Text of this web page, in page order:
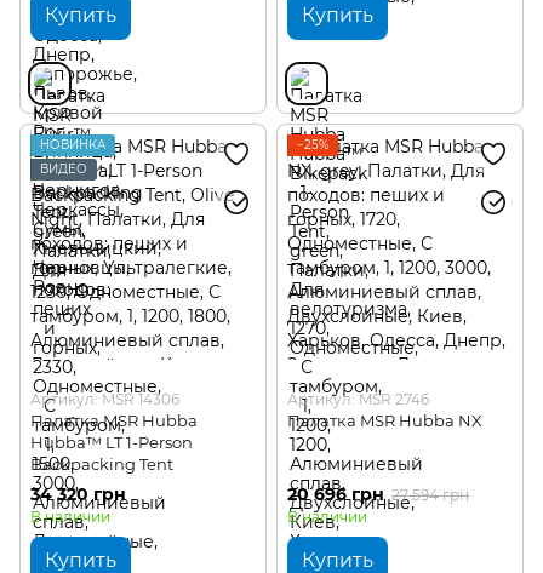
Купить Купить
НОВИНКА
ВИДЕО
Артикул: MSR 14306
Палатка MSR Hubba
Hubba™ LT 1-Person
Backpacking Tent
34 320 грн
В наличии
Купить
−25%
Артикул: MSR 2746
Палатка MSR Hubba NX
20 696 грн 27 594 грн
В наличии
Купить